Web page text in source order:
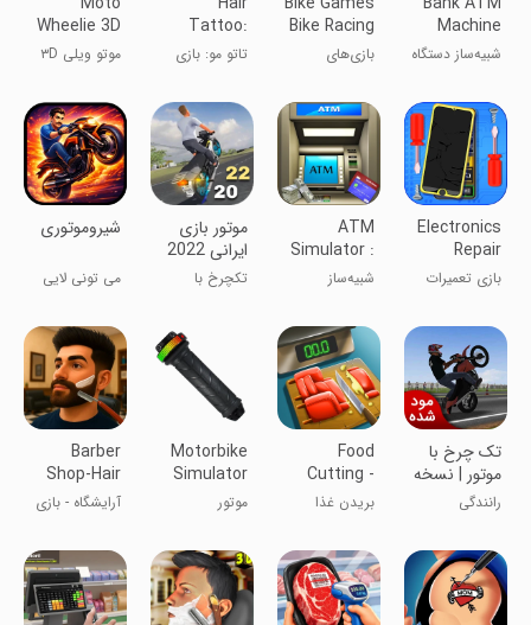
Machine
Simulator
شبیه‌ساز دستگاه
Bike Racing
Games
بازی‌های
بازی‌های
مسابقه‌ای
دوچرخه
Tattoo:
Barber
Shop Game
تاتو مو: بازی
Wheelie 3D
موتو ویلی ۳D
Electronics
Repair
Phone
Game
بازی تعمیرات
گوشی
ATM
Simulator :
Bank ATM
شبیه‌ساز
یادگیری
خودپرداز بانکی
‏موتور بازی
ایرانی 2022
تکچرخ با
‏شیروموتوری
می تونی لایی
تک چرخ با
موتور | نسخه
مود شده
رانندگی
Food
Cutting -
Chopping
Game
بریدن غذا
Motorbike
Simulator
موتور
Barber
Shop-Hair
Cutting
Game
آرایشگاه - بازی